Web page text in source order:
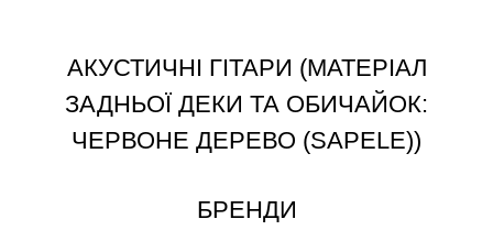
АКУСТИЧНІ ГІТАРИ (МАТЕРІАЛ
ЗАДНЬОЇ ДЕКИ ТА ОБИЧАЙОК:
ЧЕРВОНЕ ДЕРЕВО (SAPELE))
БРЕНДИ